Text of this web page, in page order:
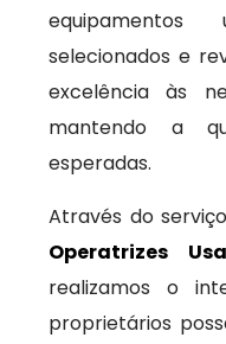
selecionados e
excelência às
mantendo a
esperadas.
Através do
Operatrizes
realizamos o
proprietários